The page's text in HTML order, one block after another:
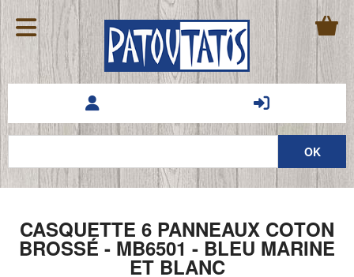
CASQUETTE 6 PANNEAUX COTON
BROSSÉ - MB6501 - BLEU MARINE
ET BLANC